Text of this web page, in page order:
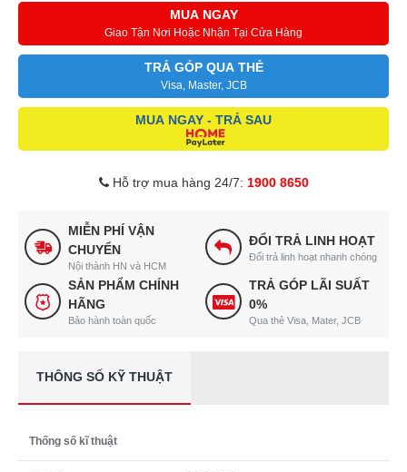
MUA NGAY
Giao Tận Nơi Hoặc Nhận Tại Cửa Hàng
TRẢ GÓP QUA THẺ
Visa, Master, JCB
MUA NGAY - TRẢ SAU
Hỗ trợ mua hàng 24/7: 1900 8650
MIỄN PHÍ VẬN
CHUYỂN
Nội thành HN và HCM
ĐỔI TRẢ LINH HOẠT
Đổi trả linh hoạt nhanh chóng
SẢN PHẨM CHÍNH
HÃNG
Bảo hành toàn quốc
TRẢ GÓP LÃI SUẤT
0%
Qua thẻ Visa, Mater, JCB
THÔNG SỐ KỸ THUẬT
Thống số kĩ thuật